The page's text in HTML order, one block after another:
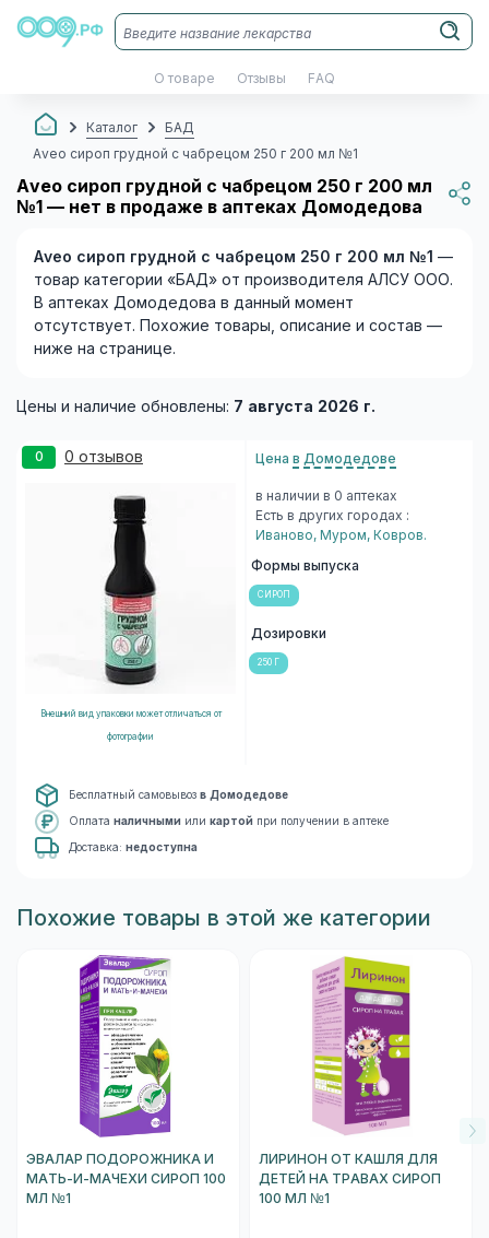
О товаре Отзывы FAQ
Каталог
БАД
Aveo сироп грудной с чабрецом 250 г 200 мл №1
Aveo сироп грудной с чабрецом 250 г 200 мл
№1 — нет в продаже в аптеках Домодедова
Aveo сироп грудной с чабрецом 250 г 200 мл №1 —
товар категории «БАД» от производителя АЛСУ ООО.
В аптеках Домодедова в данный момент
отсутствует. Похожие товары, описание и состав —
ниже на странице.
Цены и наличие обновлены: 7 августа 2026 г.
0 0 отзывов
Внешний вид упаковки может отличаться от
фотографии
Цена в Домодедове
в наличии в 0 аптеках
Есть в других городах :
Иваново, Муром, Ковров.
Формы выпуска
СИРОП
Дозировки
250 Г
Бесплатный самовывоз в Домодедове
Оплата наличными или картой при получении в аптеке
Доставка: недоступна
Похожие товары в этой же категории
ЭВАЛАР ПОДОРОЖНИКА И
МАТЬ-И-МАЧЕХИ СИРОП 100
МЛ №1
ЛИРИНОН ОТ КАШЛЯ ДЛЯ
ДЕТЕЙ НА ТРАВАХ СИРОП
100 МЛ №1